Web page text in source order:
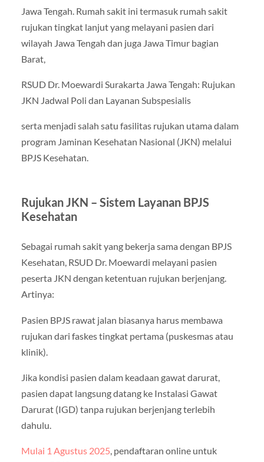
Jawa Tengah. Rumah sakit ini termasuk rumah sakit
rujukan tingkat lanjut yang melayani pasien dari
wilayah Jawa Tengah dan juga Jawa Timur bagian
Barat,
RSUD Dr. Moewardi Surakarta Jawa Tengah: Rujukan
JKN Jadwal Poli dan Layanan Subspesialis
serta menjadi salah satu fasilitas rujukan utama dalam
program Jaminan Kesehatan Nasional (JKN) melalui
BPJS Kesehatan.
Rujukan JKN – Sistem Layanan BPJS
Kesehatan
Sebagai rumah sakit yang bekerja sama dengan BPJS
Kesehatan, RSUD Dr. Moewardi melayani pasien
peserta JKN dengan ketentuan rujukan berjenjang.
Artinya:
Pasien BPJS rawat jalan biasanya harus membawa
rujukan dari faskes tingkat pertama (puskesmas atau
klinik).
Jika kondisi pasien dalam keadaan gawat darurat,
pasien dapat langsung datang ke Instalasi Gawat
Darurat (IGD) tanpa rujukan berjenjang terlebih
dahulu.
Mulai 1 Agustus 2025, pendaftaran online untuk